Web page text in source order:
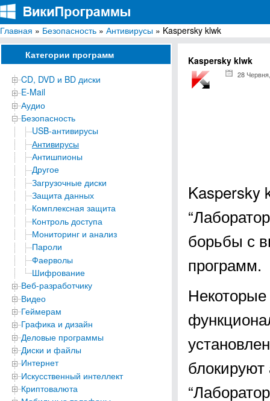
ВикиПрограммы
Энциклопедия бесплатных компьютерных программ для Windows
Главная » Безопасность » Антивирусы » Kaspersky klwk
Категории программ
CD, DVD и BD диски
E-Mail
Аудио
Безопасность
USB-антивирусы
Антивирусы
Антишпионы
Другое
Загрузочные диски
Защита данных
Комплексная защита
Контроль доступа
Мониторинг и анализ
Пароли
Фаерволы
Шифрование
Веб-разработчику
Видео
Геймерам
Графика и дизайн
Деловые программы
Диски и файлы
Интернет
Искусственный интеллект
Криптовалюта
Kaspersky klwk
28
Kaspersky
борьбы с
программ.